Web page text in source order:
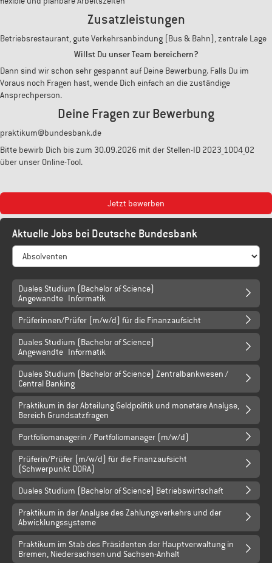
Zusatzleistungen
Betriebsrestaurant, gute Verkehrsanbindung (Bus & Bahn), zentrale Lage
Willst Du unser Team bereichern?
Dann sind wir schon sehr gespannt auf Deine Bewerbung. Falls Du im
Voraus noch Fragen hast, wende Dich einfach an die zuständige
Ansprechperson.
Deine Fragen zur Bewerbung
praktikum@bundesbank.de
Bitte bewirb Dich bis zum 30.09.2026 mit der Stellen-ID 2023_1004_02
über unser Online-Tool.
Jetzt bewerben
Aktuelle Jobs bei Deutsche Bundesbank
Duales Studium (Bachelor of Science)
Angewandte Informatik
Prüferinnen/Prüfer (m/w/d) für die Finanzaufsicht
Duales Studium (Bachelor of Science)
Angewandte Informatik
Duales Studium (Bachelor of Science) Zentralbankwesen /
Central Banking
Praktikum in der Abteilung Geldpolitik und monetäre Analyse,
Bereich Grundsatzfragen
Portfoliomanagerin / Portfoliomanager (m/w/d)
Prüferin/Prüfer (m/w/d) für die Finanzaufsicht
(Schwerpunkt DORA)
Duales Studium (Bachelor of Science) Betriebswirtschaft
Praktikum in der Analyse des Zahlungsverkehrs und der
Abwicklungssysteme
Praktikum im Stab des Präsidenten der Hauptverwaltung in
Bremen, Niedersachsen und Sachsen-Anhalt